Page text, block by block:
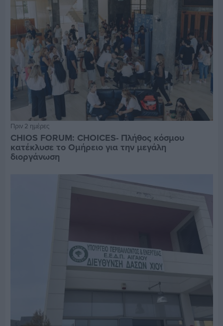
Πριν 2 ημέρες
CHIOS FORUM: CHOICES- Πλήθος κόσμου
κατέκλυσε το Ομήρειο για την μεγάλη
διοργάνωση